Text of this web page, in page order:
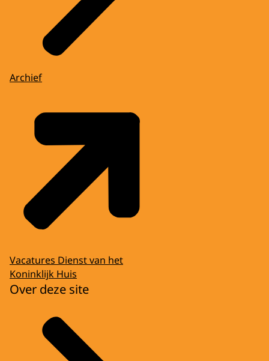
Archief
Vacatures Dienst van het
Koninklijk Huis
Over deze site